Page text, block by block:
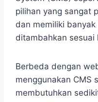
pilihan yang sangat
dan memiliki
ditambahkan sesuai
Berbeda dengan
menggunakan CMS
membutuhkan